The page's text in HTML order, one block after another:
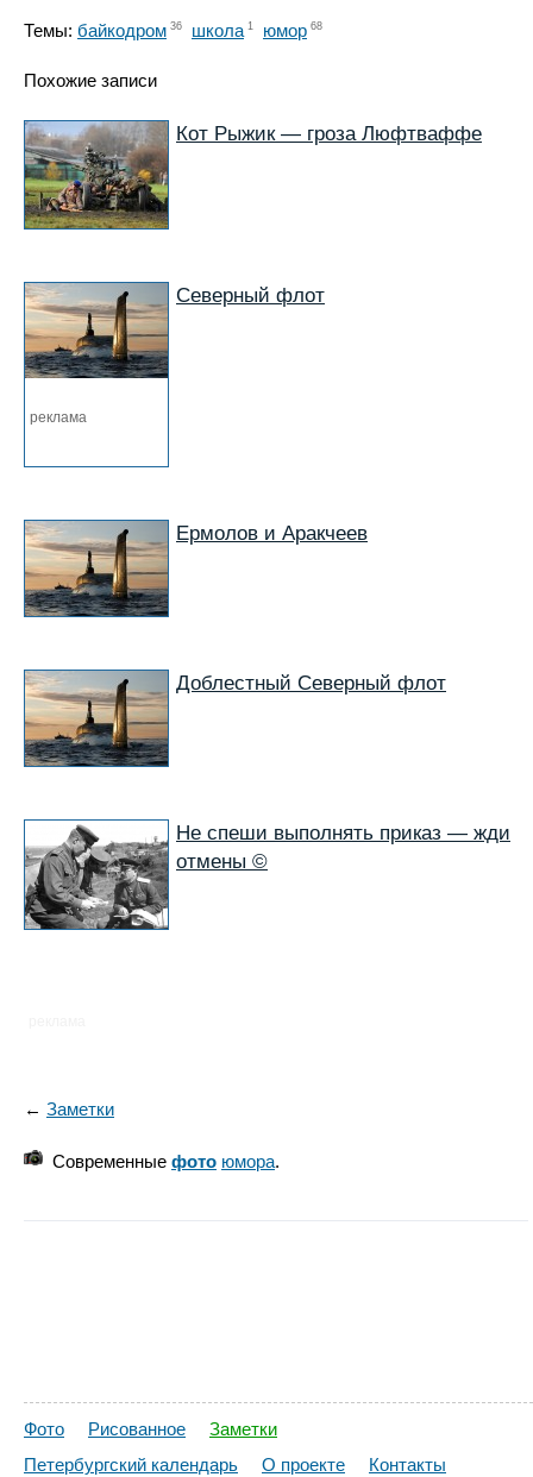
Темы: байкодром 36 школа 1 юмор 68
Похожие записи
Кот Рыжик — гроза Люфтваффе
реклама
Северный флот
Ермолов и Аракчеев
Доблестный Северный флот
Не спеши выполнять приказ — жди
отмены ©
← Заметки
Современные фото юмора.
Фото Рисованное
Заметки
Петербургский календарь
О проекте Контакты